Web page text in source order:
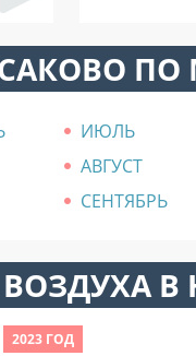
ИЮЛЬ
АВГУСТ
СЕНТЯБРЬ
В
2023 ГОД